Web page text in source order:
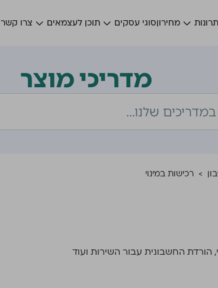
מחירוןסוגי עסקים תוכן לעצמאים צרו קשר
מדריכי מוצר
> רכישות במינוי
הורדת החשבונית עבור השירות ועוד